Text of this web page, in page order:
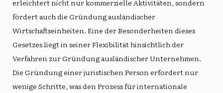
erleichtert nicht nur kommerzielle Aktivitäten, sondern
fördert auch die Gründung ausländischer
Wirtschaftseinheiten. Eine der Besonderheiten dieses
Gesetzes liegt in seiner Flexibilität hinsichtlich der
Verfahren zur Gründung ausländischer Unternehmen.
Die Gründung einer juristischen Person erfordert nur
wenige Schritte, was den Prozess für internationale